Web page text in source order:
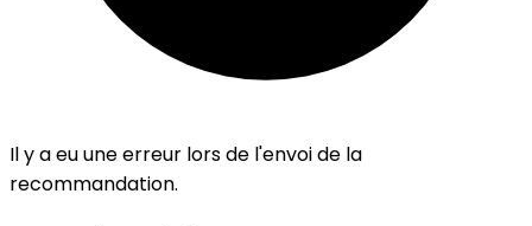
Il y a eu une erreur lors de l'envoi de la
recommandation.